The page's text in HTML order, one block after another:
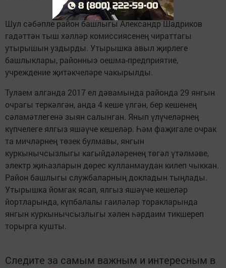
Шул сәбәпле район башлыгы Александр Шадриков
гадәттән тыш хәлләр комиссиясенең чираттагы
утырышын уздырды. Утырышка авыл җирлеге
башлыклары, районныэ оешма-предприятие,
учреждение җитәкчеләре чакырылды.
Тулаем алганда 2017 ел дәвамында районда 29 янгын
очрагы теркәлгән, анда 4 кеше үлгән, бер кешенең
сәламәтлегенә зыян салынган. Янып үлүчеләрнең
күпчелеге ялгыз яшәүче кешеләр. Һәм фаҗигале очрак
та мичләрнең төзек булмавы, янгын
куркынычсызлыгы кагыйдәләренең төгәл үтәлмәве,
электр җиһазларын дөрес кулланмаудан килеп чыккан.
Район башлыгы службаларның докладын тыңлады.
Утырышка йомгак ясап, ялгыз яшәүче кешеләр
йортларында, күпбалалы гаиләләр торакларында
янгын куркынычсызлыгы хәлен һәрдаим тикшереп
торырга кушты.
Следите за самым важным и интересным в